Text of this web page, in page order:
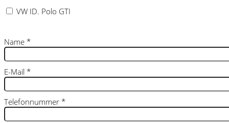
VW ID. Polo GTI
Name *
E-Mail *
Telefonnummer *